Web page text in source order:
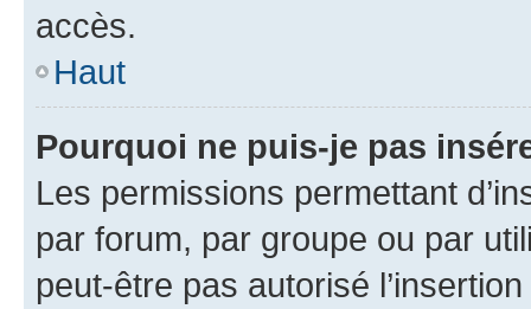
accès.
Haut
Pourquoi ne puis-je pas
Les permissions permettant
par forum, par groupe ou par
peut-être pas autorisé